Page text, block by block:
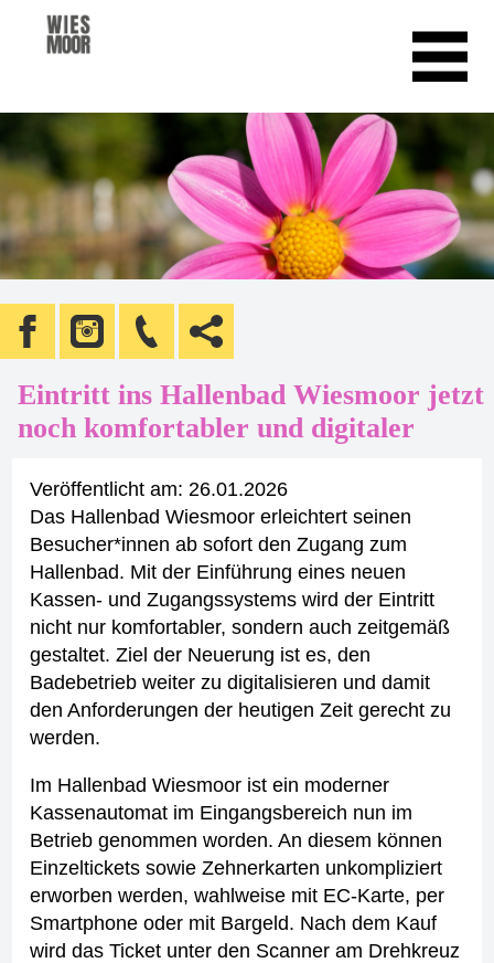
Eintritt ins Hallenbad Wiesmoor jetzt
noch komfortabler und digitaler
Veröffentlicht am: 26.01.2026
Das Hallenbad Wiesmoor erleichtert seinen
Besucher*innen ab sofort den Zugang zum
Hallenbad. Mit der Einführung eines neuen
Kassen- und Zugangssystems wird der Eintritt
nicht nur komfortabler, sondern auch zeitgemäß
gestaltet. Ziel der Neuerung ist es, den
Badebetrieb weiter zu digitalisieren und damit
den Anforderungen der heutigen Zeit gerecht zu
werden.
Im Hallenbad Wiesmoor ist ein moderner
Kassenautomat im Eingangsbereich nun im
Betrieb genommen worden. An diesem können
Einzeltickets sowie Zehnerkarten unkompliziert
erworben werden, wahlweise mit EC-Karte, per
Smartphone oder mit Bargeld. Nach dem Kauf
wird das Ticket unter den Scanner am Drehkreuz